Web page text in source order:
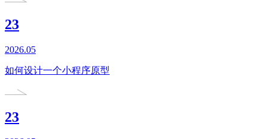
23
2026.05
如何设计一个小程序原型
23